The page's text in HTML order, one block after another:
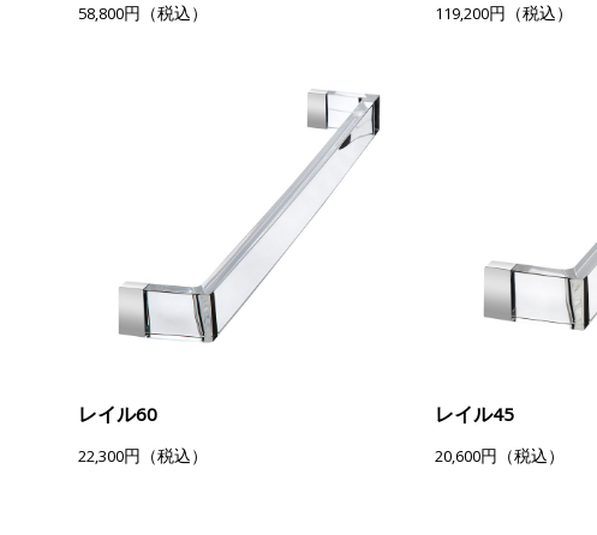
58,800円（税込） 119,200円（税込）
レイル60
22,300円（税込）
レイル45
20,600円（税込）